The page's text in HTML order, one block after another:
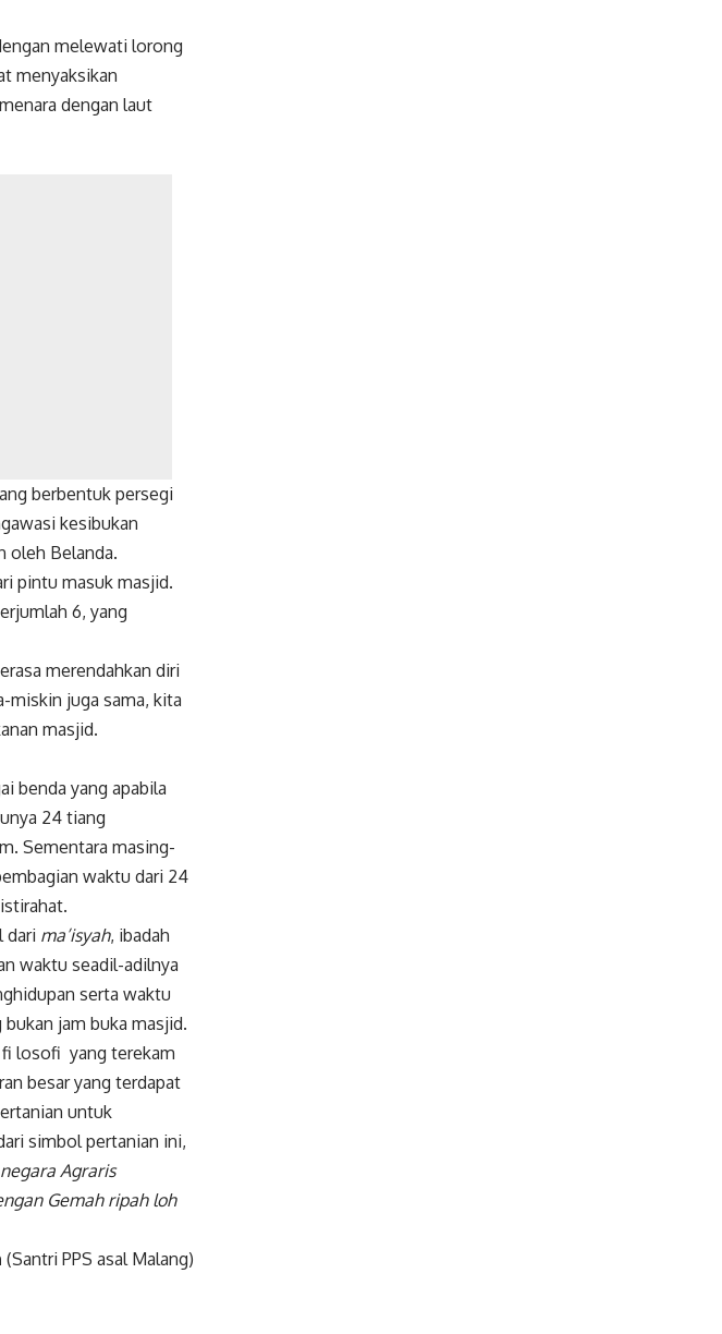
melewati lorong
menyaksikan
dengan laut
berbentuk persegi
kesibukan
oleh Belanda.
pintu masuk masjid.
6, yang
merendahkan diri
miskin juga sama, kita
masjid.
benda yang apabila
24 tiang
Sementara masing-
waktu dari 24
dari ma’isyah, ibadah
waktu seadil-adilnya
serta waktu
jam buka masjid.
fi losofi yang terekam
besar yang terdapat
untuk
simbol pertanian ini,
Agraris
Gemah ripah loh
(Santri PPS asal Malang)